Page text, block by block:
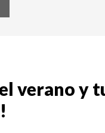
verano y